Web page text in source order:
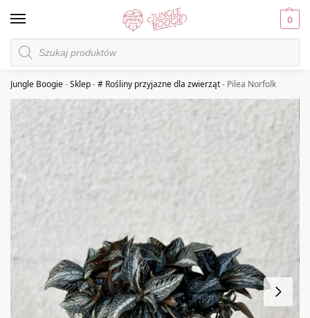
0
Jungle Boogie-Sklep-# Rośliny przyjazne dla zwierząt- Pilea Norfolk